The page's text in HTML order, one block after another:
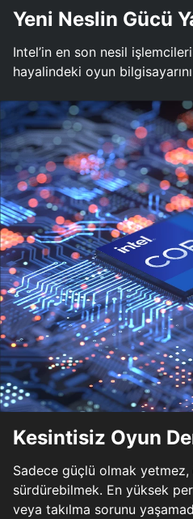
Yeni Neslin Gücü
Intel’in en son nesil
hayalindeki oyun
Kesintisiz Oyun
Sadece güçlü olmak
sürdürebilmek. En yüksek
veya takılma sorunu